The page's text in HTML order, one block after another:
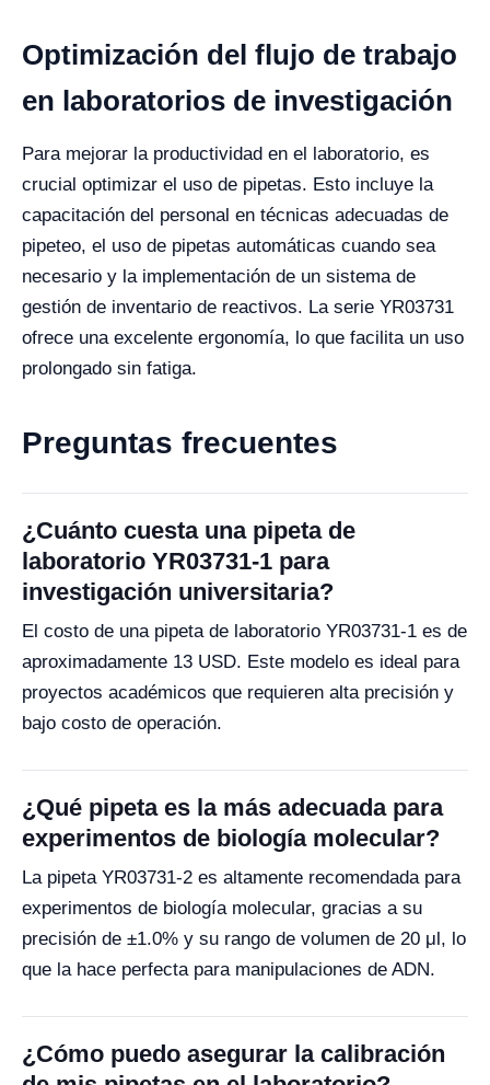
Optimización del flujo de trabajo
en laboratorios de investigación
Para mejorar la productividad en el laboratorio, es
crucial optimizar el uso de pipetas. Esto incluye la
capacitación del personal en técnicas adecuadas de
pipeteo, el uso de pipetas automáticas cuando sea
necesario y la implementación de un sistema de
gestión de inventario de reactivos. La serie YR03731
ofrece una excelente ergonomía, lo que facilita un uso
prolongado sin fatiga.
Preguntas frecuentes
¿Cuánto cuesta una pipeta de
laboratorio YR03731-1 para
investigación universitaria?
El costo de una pipeta de laboratorio YR03731-1 es de
aproximadamente 13 USD. Este modelo es ideal para
proyectos académicos que requieren alta precisión y
bajo costo de operación.
¿Qué pipeta es la más adecuada para
experimentos de biología molecular?
La pipeta YR03731-2 es altamente recomendada para
experimentos de biología molecular, gracias a su
precisión de ±1.0% y su rango de volumen de 20 μl, lo
que la hace perfecta para manipulaciones de ADN.
¿Cómo puedo asegurar la calibración